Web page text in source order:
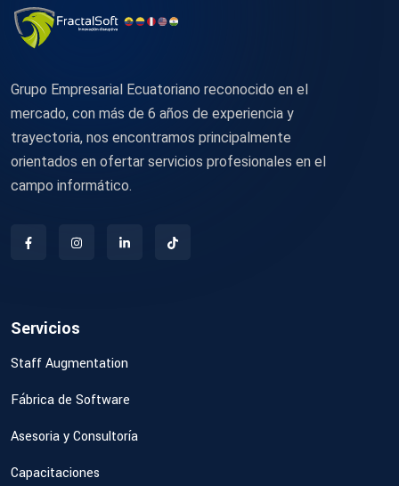
Grupo Empresarial Ecuatoriano reconocido en el
mercado, con más de 6 años de experiencia y
trayectoria, nos encontramos principalmente
orientados en ofertar servicios profesionales en el
campo informático.
Servicios
Staff Augmentation
Fábrica de Software
Asesoria y Consultoría
Capacitaciones